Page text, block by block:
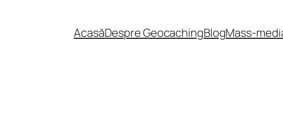
AcasăDespre GeocachingBlogMass-